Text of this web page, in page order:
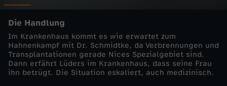
e
n
d
Die Handlung
Im Krankenhaus kommt es wie erwartet zum
Hahnenkampf mit Dr. Schmidtke, da Verbrennungen und
Transplantationen gerade Nices Spezialgebiet sind.
Dann erfährt Lüders im Krankenhaus, dass seine Frau
ihn betrügt. Die Situation eskaliert, auch medizinisch.